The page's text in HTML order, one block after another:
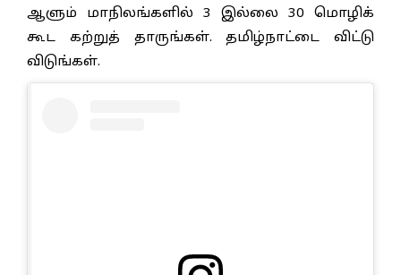
ஆளும் மாநிலங்களில் 3 இல்லை 30 மொழிக்
கூட கற்றுத் தாருங்கள். தமிழ்நாட்டை விட்டு
விடுங்கள்.